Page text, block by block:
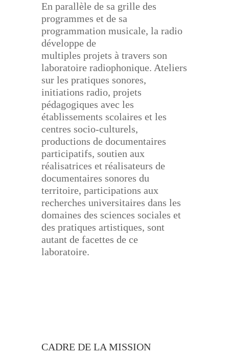
En parallèle de sa grille des
programmes et de sa
programmation musicale, la radio
développe de
multiples projets à travers son
laboratoire radiophonique. Ateliers
sur les pratiques sonores,
initiations radio, projets
pédagogiques avec les
établissements scolaires et les
centres socio-culturels,
productions de documentaires
participatifs, soutien aux
réalisatrices et réalisateurs de
documentaires sonores du
territoire, participations aux
recherches universitaires dans les
domaines des sciences sociales et
des pratiques artistiques, sont
autant de facettes de ce
laboratoire.
CADRE DE LA MISSION